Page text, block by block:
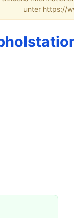
unter https://